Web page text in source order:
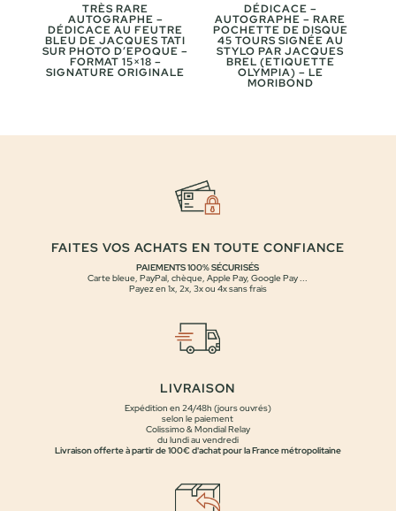
TRÈS RARE
AUTOGRAPHE –
DÉDICACE AU FEUTRE
BLEU DE JACQUES TATI
SUR PHOTO D’EPOQUE –
FORMAT 15×18 –
SIGNATURE ORIGINALE
DÉDICACE –
AUTOGRAPHE – RARE
POCHETTE DE DISQUE
45 TOURS SIGNÉE AU
STYLO PAR JACQUES
BREL (ETIQUETTE
OLYMPIA) – LE
MORIBOND
FAITES VOS ACHATS EN TOUTE CONFIANCE
PAIEMENTS 100% SÉCURISÉS
Carte bleue, PayPal, chèque, Apple Pay, Google Pay ...
Payez en 1x, 2x, 3x ou 4x sans frais
LIVRAISON
Expédition en 24/48h (jours ouvrés)
selon le paiement
Colissimo & Mondial Relay
du lundi au vendredi
Livraison offerte à partir de 100€ d'achat pour la France métropolitaine